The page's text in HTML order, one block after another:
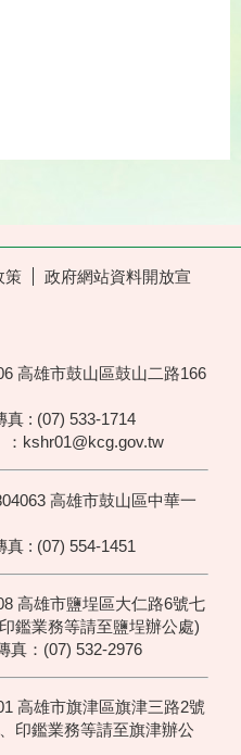
策
政府網站資料開放宣
高雄市鼓山區鼓山二路166
真 : (07) 533-1714
：kshr01@kcg.gov.tw
高雄市鼓山區中華一
真 : (07) 554-1451
高雄市鹽埕區大仁路6號七
鑑業務等請至鹽埕辦公處)
真：(07) 532-2976
高雄市旗津區旗津三路2號
印鑑業務等請至旗津辦公